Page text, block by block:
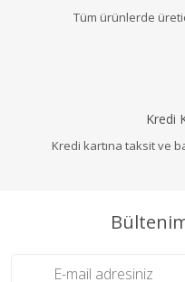
Tüm ürünlerde
Kredi
Kredi kartına taksit ve